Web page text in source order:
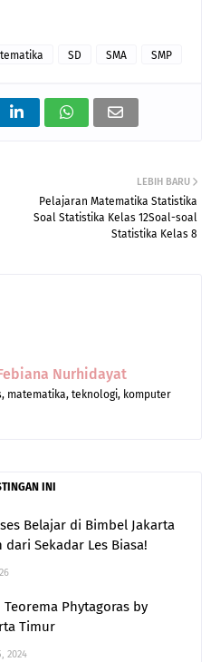
SD SMA SMP
LEBIH BARU
Pelajaran Matematika Statistika
Soal Statistika Kelas 12Soal-soal
Statistika Kelas 8
Nurhidayat
matematika, teknologi, komputer
INI
Belajar di Bimbel Jakarta
Sekadar Les Biasa!
Phytagoras by
Timur
2024